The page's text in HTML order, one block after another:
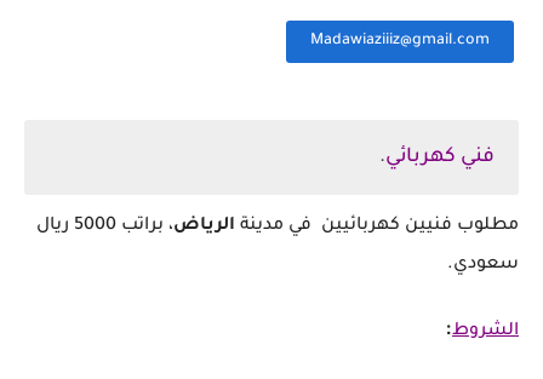
Madawiaziiiz@gmail.com⁩
فني كهربائي.
مطلوب فنيين كهربائيين في مدينة الرياض
، براتب 5000 ريال
سعودي.
الشروط: